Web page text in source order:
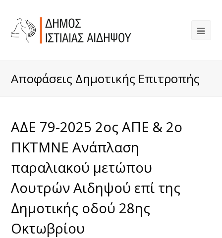
Αποφάσεις Δημοτικής Επιτροπής
ΑΔΕ 79-2025 2ος ΑΠΕ & 2ο
ΠΚΤΜΝΕ Ανάπλαση
παραλιακού μετώπου
Λουτρών Αιδηψού επί της
Δημοτικής οδού 28ης
Οκτωβρίου